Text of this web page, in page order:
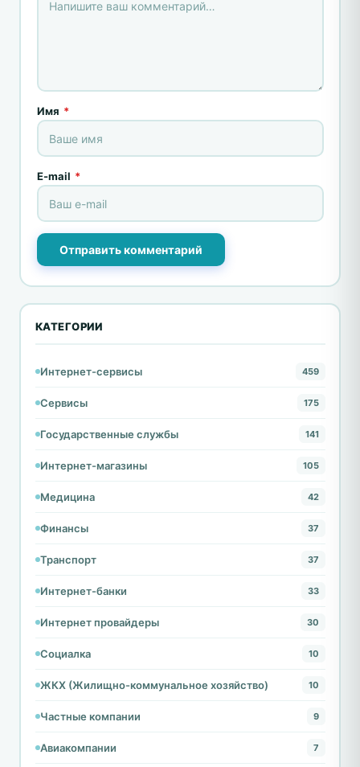
Имя *
E-mail *
Отправить комментарий
КАТЕГОРИИ
Интернет-сервисы 459
Сервисы 175
Государственные службы 141
Интернет-магазины 105
Медицина 42
Финансы 37
Транспорт 37
Интернет-банки 33
Интернет провайдеры 30
Социалка 10
ЖКХ (Жилищно-коммунальное хозяйство) 10
Частные компании 9
Авиакомпании 7